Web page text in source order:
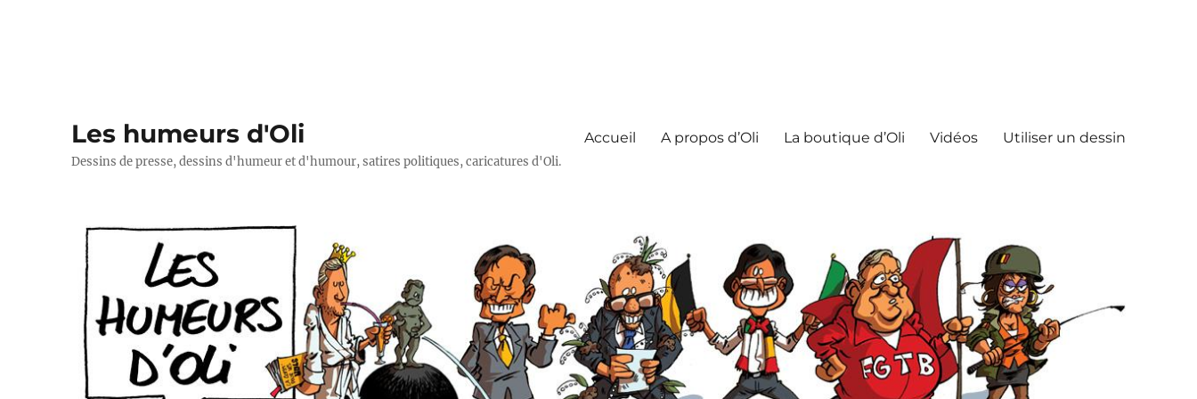
Les humeurs d'Oli
Dessins de presse, dessins d'humeur et d'humour, satires politiques, caricatures d'Oli.
Accueil A propos d’Oli La boutique d’Oli Vidéos Utiliser un dessin